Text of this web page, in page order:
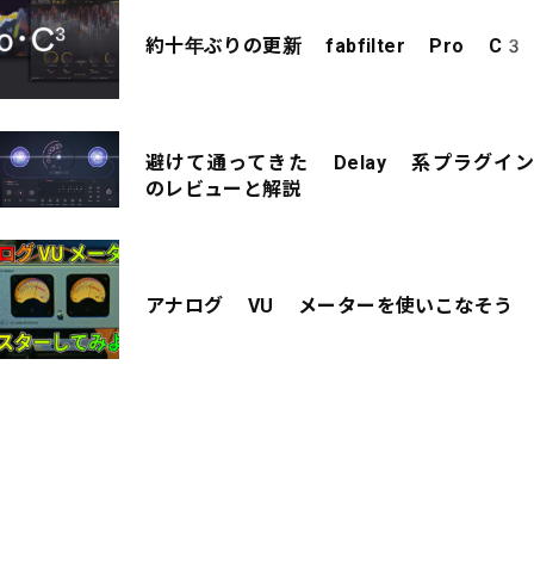
約十年ぶりの更新 fabfilter Pro C3
避けて通ってきた Delay 系プラグイン
のレビューと解説
アナログ VU メーターを使いこなそう